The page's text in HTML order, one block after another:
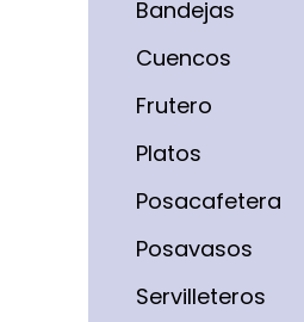
Bandejas
Cuencos
Frutero
Platos
Posacafetera
Posavasos
Servilleteros